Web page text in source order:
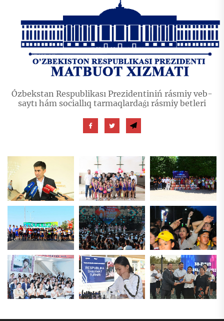
Ózbekstan Respublikası Prezidentiniń rásmiy veb-
saytı hám sociallıq tarmaqlardaǵı rásmiy betleri